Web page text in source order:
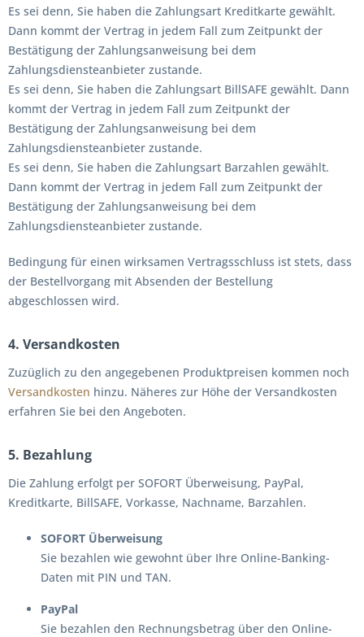
Es sei denn, Sie haben die Zahlungsart Kreditkarte gewählt.
Dann kommt der Vertrag in jedem Fall zum Zeitpunkt der
Bestätigung der Zahlungsanweisung bei dem
Zahlungsdiensteanbieter zustande.
Es sei denn, Sie haben die Zahlungsart BillSAFE gewählt. Dann
kommt der Vertrag in jedem Fall zum Zeitpunkt der
Bestätigung der Zahlungsanweisung bei dem
Zahlungsdiensteanbieter zustande.
Es sei denn, Sie haben die Zahlungsart Barzahlen gewählt.
Dann kommt der Vertrag in jedem Fall zum Zeitpunkt der
Bestätigung der Zahlungsanweisung bei dem
Zahlungsdiensteanbieter zustande.
Bedingung für einen wirksamen Vertragsschluss ist stets, dass
der Bestellvorgang mit Absenden der Bestellung
abgeschlossen wird.
4. Versandkosten
Zuzüglich zu den angegebenen Produktpreisen kommen noch
Versandkosten hinzu. Näheres zur Höhe der Versandkosten
erfahren Sie bei den Angeboten.
5. Bezahlung
Die Zahlung erfolgt per SOFORT Überweisung, PayPal,
Kreditkarte, BillSAFE, Vorkasse, Nachname, Barzahlen.
SOFORT Überweisung
Sie bezahlen wie gewohnt über Ihre Online-Banking-
Daten mit PIN und TAN.
PayPal
Sie bezahlen den Rechnungsbetrag über den Online-